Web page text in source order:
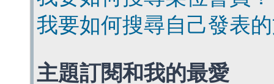
我要如何搜尋自己發表
主題訂閱和我的最愛